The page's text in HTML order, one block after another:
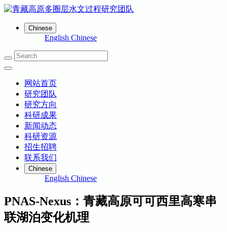
Chinese
English Chinese
网站首页
研究团队
研究方向
科研成果
新闻动态
科研资源
招生招聘
联系我们
Chinese
English Chinese
PNAS-Nexus：青藏高原可可西里高寒串
联湖泊变化机理